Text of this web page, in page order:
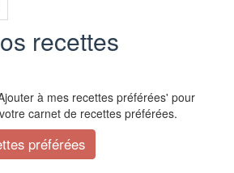
recettes
à mes recettes préférées' pour
carnet de recettes préférées.